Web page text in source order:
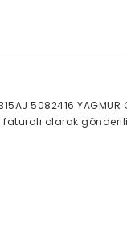
5082416
olarak